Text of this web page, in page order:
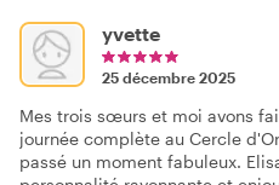
yvette
25 décembre 2025
Mes trois sœurs et moi avons
journée complète au Cercle
passé un moment fabuleux.